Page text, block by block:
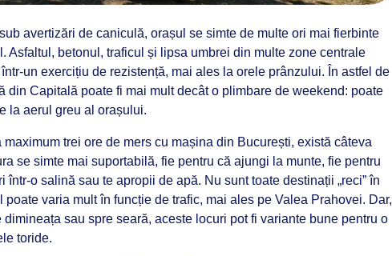
avertizări de caniculă, orașul se simte de multe ori mai fierbinte
Asfaltul, betonul, traficul și lipsa umbrei din multe zone centrale
un exercițiu de rezistență, mai ales la orele prânzului. În astfel de
din Capitală poate fi mai mult decât o plimbare de weekend: poate
la aerul greu al orașului.
trei ore de mers cu mașina din București, există câteva
se simte mai suportabilă, fie pentru că ajungi la munte, fie pentru
într-o salină sau te apropii de apă. Nu sunt toate destinații „reci” în
poate varia mult în funcție de trafic, mai ales pe Valea Prahovei. Dar,
sau spre seară, aceste locuri pot fi variante bune pentru o
toride.